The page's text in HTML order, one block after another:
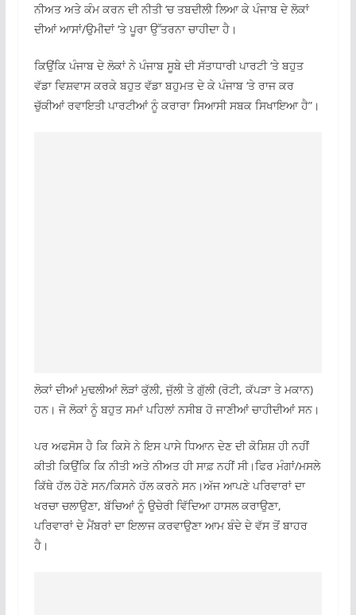
ਨੀਅਤ ਅਤੇ ਕੰਮ ਕਰਨ ਦੀ ਨੀਤੀ ‘ਚ ਤਬਦੀਲੀ ਲਿਆ ਕੇ ਪੰਜਾਬ ਦੇ ਲੋਕਾਂ
ਦੀਆਂ ਆਸਾਂ/ਉਮੀਦਾਂ ‘ਤੇ ਪੂਰਾ ਉੱਤਰਨਾ ਚਾਹੀਦਾ ਹੈ।
ਕਿਉਂਕਿ ਪੰਜਾਬ ਦੇ ਲੋਕਾਂ ਨੇ ਪੰਜਾਬ ਸੂਬੇ ਦੀ ਸੱਤਾਧਾਰੀ ਪਾਰਟੀ ‘ਤੇ ਬਹੁਤ
ਵੱਡਾ ਵਿਸ਼ਵਾਸ ਕਰਕੇ ਬਹੁਤ ਵੱਡਾ ਬਹੁਮਤ ਦੇ ਕੇ ਪੰਜਾਬ ‘ਤੇ ਰਾਜ ਕਰ
ਚੁੱਕੀਆਂ ਰਵਾਇਤੀ ਪਾਰਟੀਆਂ ਨੂੰ ਕਰਾਰਾ ਸਿਆਸੀ ਸਬਕ ਸਿਖਾਇਆ ਹੈ”।
ਲੋਕਾਂ ਦੀਆਂ ਮੁਢਲੀਆਂ ਲੋੜਾਂ ਕੁੱਲੀ, ਜੁੱਲੀ ਤੇ ਗੁੱਲੀ (ਰੋਟੀ, ਕੱਪੜਾ ਤੇ ਮਕਾਨ)
ਹਨ। ਜੋ ਲੋਕਾਂ ਨੂੰ ਬਹੁਤ ਸਮਾਂ ਪਹਿਲਾਂ ਨਸੀਬ ਹੋ ਜਾਣੀਆਂ ਚਾਹੀਦੀਆਂ ਸਨ।
ਪਰ ਅਫਸੋਸ ਹੈ ਕਿ ਕਿਸੇ ਨੇ ਇਸ ਪਾਸੇ ਧਿਆਨ ਦੇਣ ਦੀ ਕੋਸ਼ਿਸ਼ ਹੀ ਨਹੀਂ
ਕੀਤੀ ਕਿਉਂਕਿ ਕਿ ਨੀਤੀ ਅਤੇ ਨੀਅਤ ਹੀ ਸਾਫ਼ ਨਹੀਂ ਸੀ।ਫਿਰ ਮੰਗਾਂ/ਮਸਲੇ
ਕਿੱਥੇ ਹੱਲ ਹੋਣੇ ਸਨ/ਕਿਸਨੇ ਹੱਲ ਕਰਨੇ ਸਨ।ਅੱਜ ਆਪਣੇ ਪਰਿਵਾਰਾਂ ਦਾ
ਖਰਚਾ ਚਲਾਉਣਾ, ਬੱਚਿਆਂ ਨੂੰ ਉਚੇਰੀ ਵਿੱਦਿਆ ਹਾਸਲ ਕਰਾਉਣਾ,
ਪਰਿਵਾਰਾਂ ਦੇ ਮੈਂਬਰਾਂ ਦਾ ਇਲਾਜ ਕਰਵਾਉਣਾ ਆਮ ਬੰਦੇ ਦੇ ਵੱਸ ਤੋਂ ਬਾਹਰ
ਹੈ।